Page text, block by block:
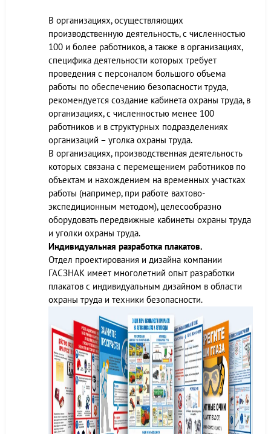
В организациях, осуществляющих
производственную деятельность, с численностью
100 и более работников, а также в организациях,
специфика деятельности которых требует
проведения с персоналом большого объема
работы по обеспечению безопасности труда,
рекомендуется создание кабинета охраны труда, в
организациях, с численностью менее 100
работников и в структурных подразделениях
организаций – уголка охраны труда.
В организациях, производственная деятельность
которых связана с перемещением работников по
объектам и нахождением на временных участках
работы (например, при работе вахтово-
экспедиционным методом), целесообразно
оборудовать передвижные кабинеты охраны труда
и уголки охраны труда.
Индивидуальная разработка плакатов.
Отдел проектирования и дизайна компании
ГАСЗНАК имеет многолетний опыт разработки
плакатов с индивидуальным дизайном в области
охраны труда и техники безопасности.